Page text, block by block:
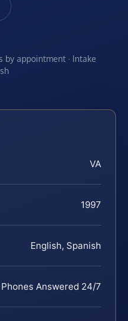
by appointment · Intake
VA
1997
English, Spanish
Phones Answered 24/7